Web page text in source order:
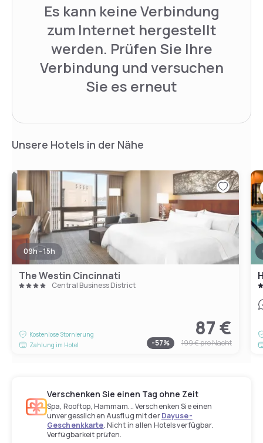
Es kann keine Verbindung
zum Internet hergestellt
werden. Prüfen Sie Ihre
Verbindung und versuchen
Sie es erneut
Unsere Hotels in der Nähe
09h - 15h
The Westin Cincinnati
Central Business District
Kostenlose Stornierung
Zahlung im Hotel
87 €
-57% 199 €pro Nacht
Verschenken Sie einen Tag ohne Zeit
Spa, Rooftop, Hammam... Verschenken Sie einen
unvergesslichen Ausflug mit derDayuse-
Geschenkkarte. Nicht in allen Hotels verfügbar.
Verfügbarkeit prüfen.